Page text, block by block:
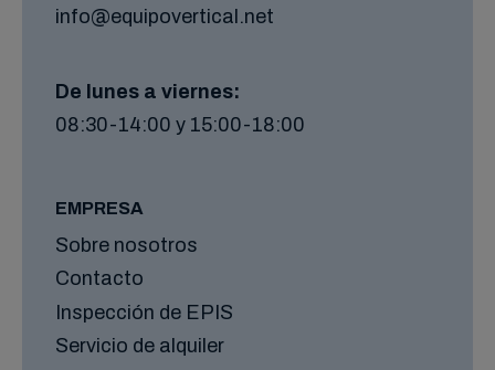
info@equipovertical.net
De lunes a viernes:
08:30-14:00 y 15:00-18:00
EMPRESA
Sobre nosotros
Contacto
Inspección de EPIS
Servicio de alquiler